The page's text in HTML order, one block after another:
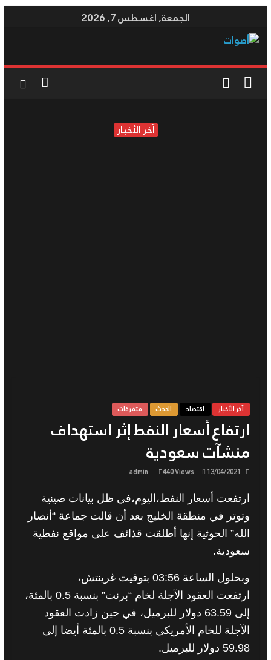
content
الجمعة, أغسطس 7, 2026
أصوات
موقع
آخر الأخبار
آخر الأخبار اقتصاد الحدث متفرقات
ارتفاع أسعار النفط إثر استهداف
منشآت سعودية
admin 440 Views 13/04/2021
ارتفعت أسعار النفط،اليوم،في ظل بيانات صينية
وتوتر في منطقة الخليج بعد أن قالت جماعة “أنصار
الله” الحوثية إنها أطلقت قذائف على مواقع نفطية
سعودية.
وبحلول الساعة 03:56 بتوقيت غرينتش،
ارتفعت العقود الآجلة لخام “برنت” بنسبة 0.5 بالمئة،
إلى 63.59 دولار للبرميل، في حين زادت العقود
الآجلة للخام الأمريكي بنسبة 0.5 بالمئة أيضا إلى
59.98 دولار للبرميل.